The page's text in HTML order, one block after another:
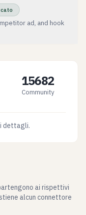
ad, and hook
15682
Community
dettagli.
ai rispettivi
alcun connettore